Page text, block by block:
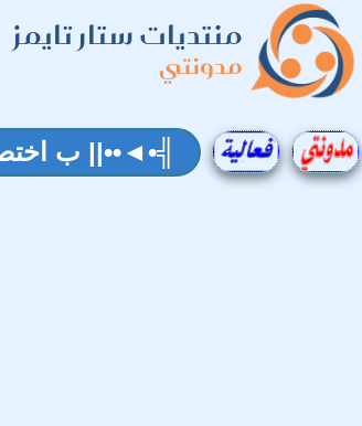
منتديات ستار تايمز
مدونتي
╣•◄••|| ب